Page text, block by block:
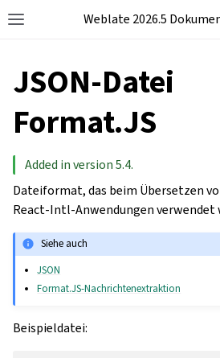
Weblate 2026.5
JSON-Datei
Format.JS
Added in version 5.4.
Dateiformat, das beim Übersetzen
React-Intl-Anwendungen verwendet
Siehe auch
JSON
Format.JS-Nachrichtenextraktion
Beispieldatei: